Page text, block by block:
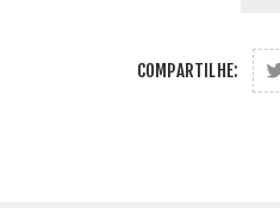
COMPARTILHE: